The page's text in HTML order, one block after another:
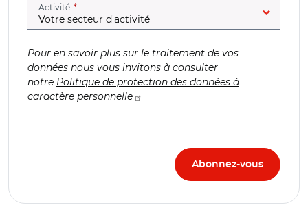
Activité (champ obligatoire)
Pour en savoir plus sur le traitement de vos
données nous vous invitons à consulter
notre Politique de protection des données à
caractère personnelle